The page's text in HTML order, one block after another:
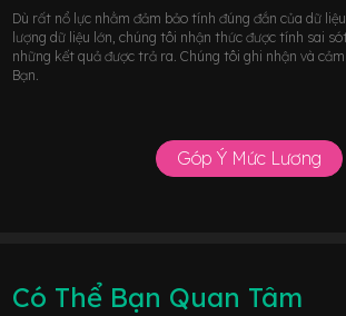
Dù rất nổ lực nhằm đảm bảo tính đúng đắn của dữ
lượng dữ liệu lớn, chúng tôi nhận thức được tính sai
những kết quả được trả ra. Chúng tôi ghi nhận và
Bạn.
Góp Ý Mức Lương
Có Thể Bạn Quan Tâm